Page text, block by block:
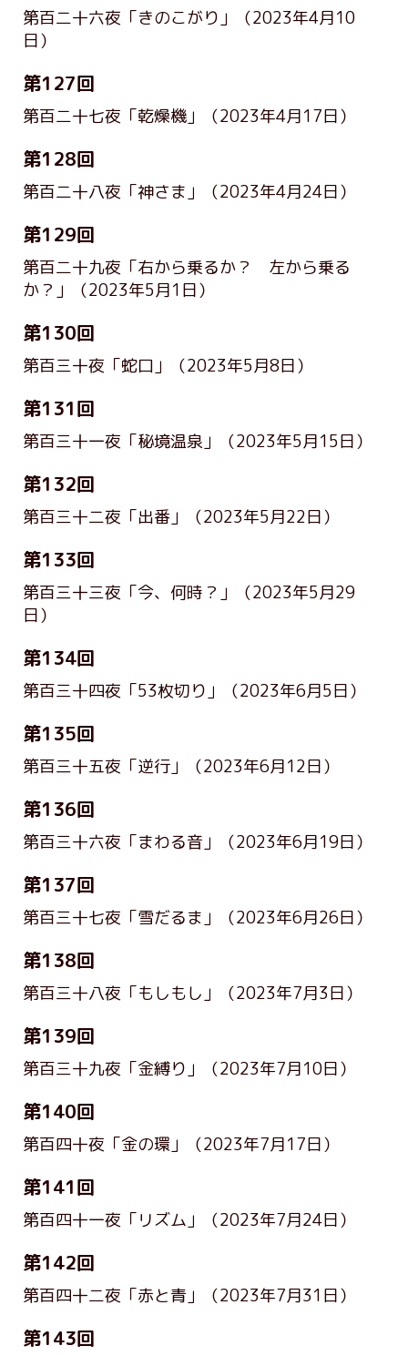
第百二十六夜「きのこがり」
（2023年4月10
日）
第127回
第百二十七夜「乾燥機」 （2023年4月17日）
第128回
第百二十八夜「神さま」 （2023年4月24日）
第129回
第百二十九夜「右から乗るか？ 左から乗る
か？」
（2023年5月1日）
第130回
第百三十夜「蛇口」 （2023年5月8日）
第131回
第百三十一夜「秘境温泉」 （2023年5月15日）
第132回
第百三十二夜「出番」 （2023年5月22日）
第133回
第百三十三夜「今、何時？」
（2023年5月29
日）
第134回
第百三十四夜「53枚切り」 （2023年6月5日）
第135回
第百三十五夜「逆行」 （2023年6月12日）
第136回
第百三十六夜「まわる音」 （2023年6月19日）
第137回
第百三十七夜「雪だるま」 （2023年6月26日）
第138回
第百三十八夜「もしもし」 （2023年7月3日）
第139回
第百三十九夜「金縛り」 （2023年7月10日）
第140回
第百四十夜「金の環」 （2023年7月17日）
第141回
第百四十一夜「リズム」 （2023年7月24日）
第142回
第百四十二夜「赤と青」 （2023年7月31日）
第143回